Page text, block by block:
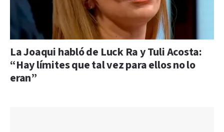
La Joaqui habló de Luck Ra y Tuli Acosta:
“Hay límites que tal vez para ellos no lo
eran”